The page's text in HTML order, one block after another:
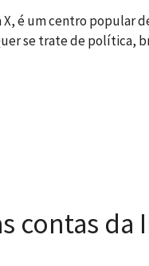
é um centro popular
se trate de
contas da